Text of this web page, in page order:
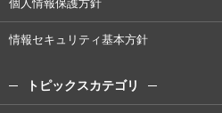
個人情報保護方針
情報セキュリティ基本方針
トピックスカテゴリ